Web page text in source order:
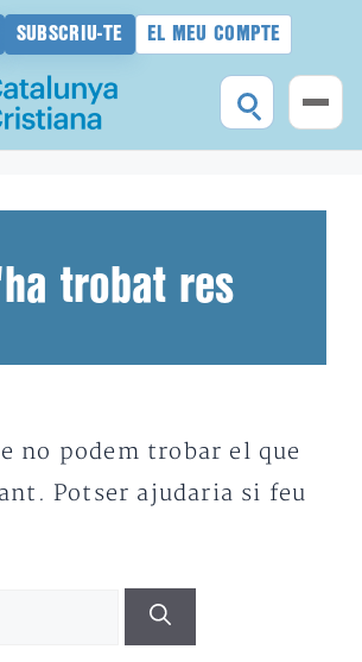
SUBSCRIU-TE EL MEU COMPTE
trobat res
no podem trobar el que
Potser ajudaria si feu